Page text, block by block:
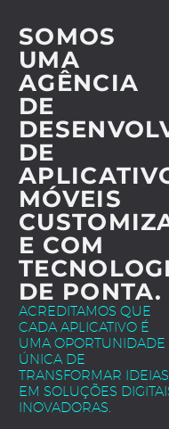
SOMOS
UMA
AGÊNCIA
DE
DE
MÓVEIS
E COM
DE PONTA.
ACREDITAMOS QUE
CADA APLICATIVO É
UMA OPORTUNIDADE
ÚNICA DE
TRANSFORMAR IDEIAS
EM SOLUÇÕES
INOVADORAS.